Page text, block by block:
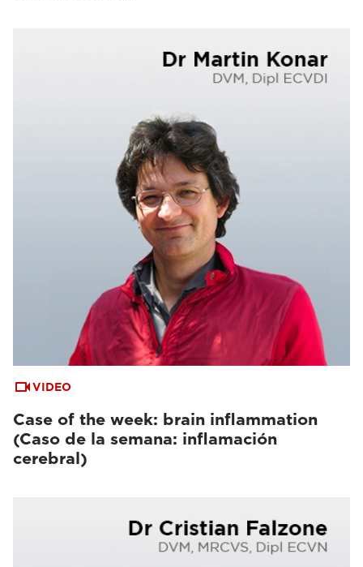
VIDEO
Case of the week: brain inflammation
(Caso de la semana: inflamación
cerebral)